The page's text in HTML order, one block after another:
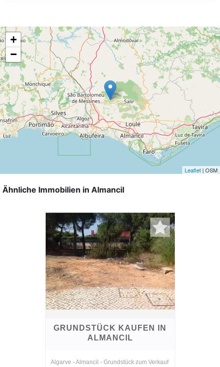
+
−
Leaflet | OSM
Ähnliche Immobilien in Almancil
GRUNDSTÜCK KAUFEN IN
ALMANCIL
Algarve - Almancil - Grundstück zum Verkauf